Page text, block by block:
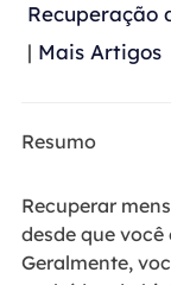
Recuperação
| Mais Artigos
Resumo
Recuperar
desde que
Geralmente,